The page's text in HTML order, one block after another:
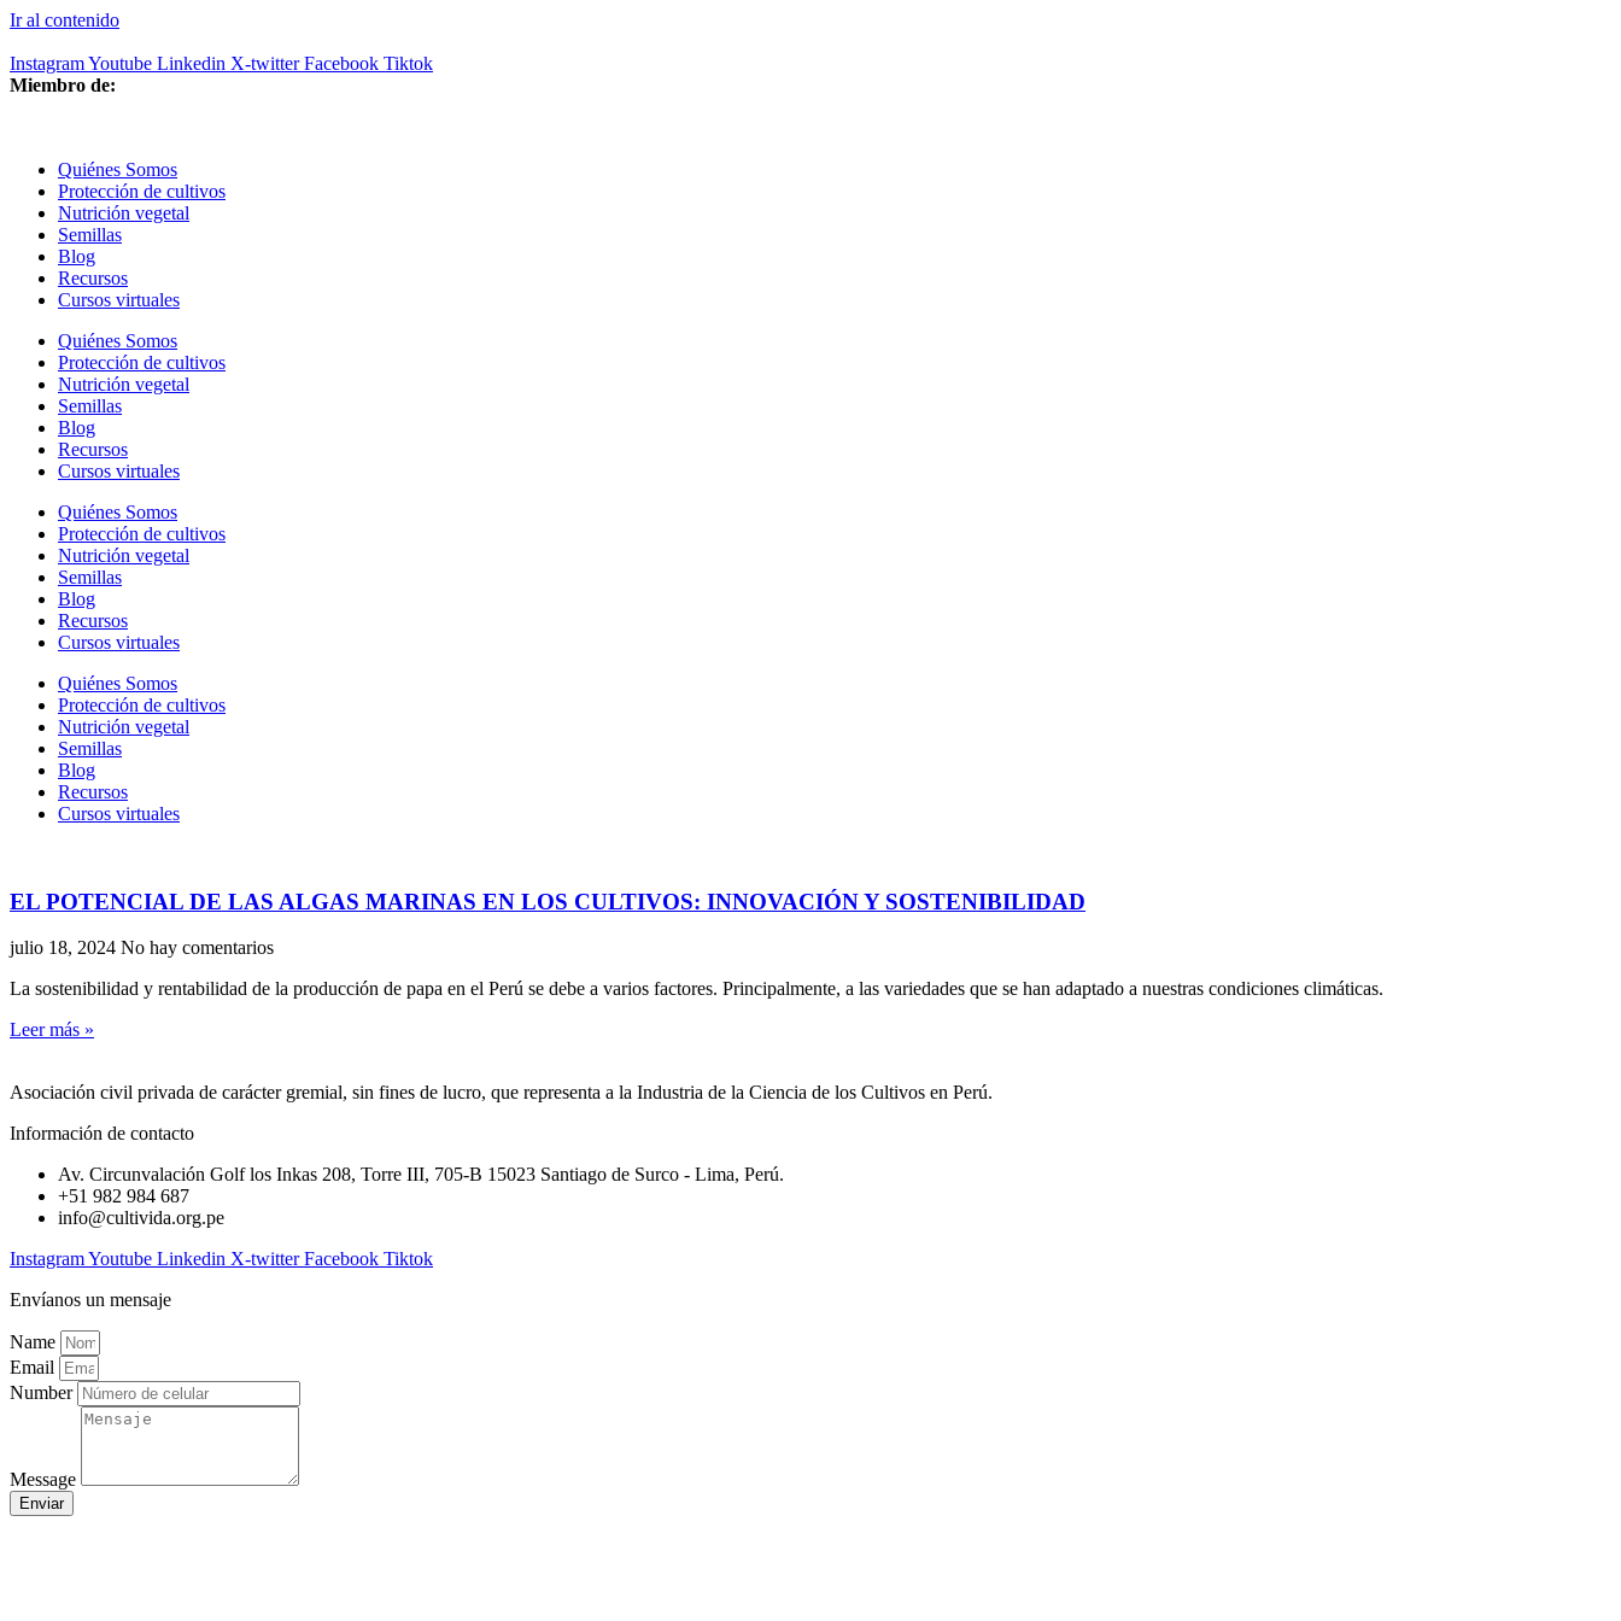
Ir al contenido
InstagramYoutube Linkedin X-twitter Facebook Tiktok
Miembro de:
Quiénes Somos
Protección de cultivos
Nutrición vegetal
Semillas
Blog
Recursos
Cursos virtuales
Quiénes Somos
Protección de cultivos
Nutrición vegetal
Semillas
Blog
Recursos
Cursos virtuales
Quiénes Somos
Protección de cultivos
Nutrición vegetal
Semillas
Blog
Recursos
Cursos virtuales
Quiénes Somos
Protección de cultivos
Nutrición vegetal
Semillas
Blog
Recursos
Cursos virtuales
EL POTENCIAL DE LAS ALGAS MARINAS EN LOS CULTIVOS: INNOVACIÓN Y SOSTENIBILIDAD
julio 18, 2024 No hay comentarios
La sostenibilidad y rentabilidad de la producción de papa en el Perú se debe a varios factores. Principalmente, a las variedades que se han adaptado a nuestras condiciones climáticas.
Leer más »
Asociación civil privada de carácter gremial, sin fines de lucro, que representa a la Industria de la Ciencia de los Cultivos en Perú.
Información de contacto
Av. Circunvalación Golf los Inkas 208, Torre III, 705-B 15023 Santiago de Surco - Lima, Perú.
+51 982 984 687
info@cultivida.org.pe
InstagramYoutube Linkedin X-twitter Facebook Tiktok
Envíanos un mensaje
Name
Email
Number
Message
Enviar